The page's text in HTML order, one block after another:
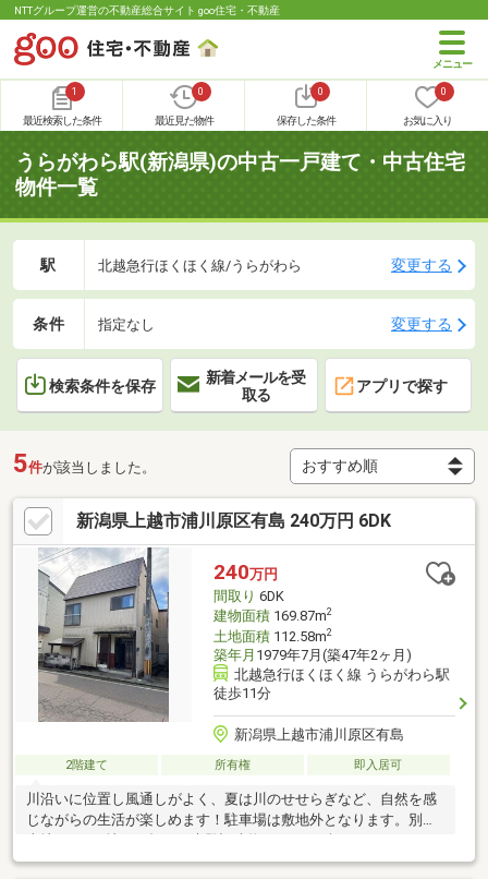
NTTグループ運営の不動産総合サイト goo住宅・不動産
1
最近検索した条件
0
最近見た物件
0
保存した条件
0
お気に入り
うらがわら駅(新潟県)の中古一戸建て・中古住宅
物件一覧
駅 北越急行ほくほく線/うらがわら 変更する
条件 指定なし 変更する
検索条件を保存
新着メールを受
取る
アプリで探す
5件が該当しました。
新潟県上越市浦川原区有島 240万円 6DK
240万円
間取り 6DK
建物面積169.87m2
土地面積112.58m2
築年月 1979年7月(築47年2ヶ月)
北越急行ほくほく線 うらがわら駅
徒歩11分
新潟県上越市浦川原区有島
2階建て 所有権 即入居可
川沿いに位置し風通しがよく、夏は川のせせらぎなど、自然を感
じながらの生活が楽しめます！駐車場は敷地外となります。別途